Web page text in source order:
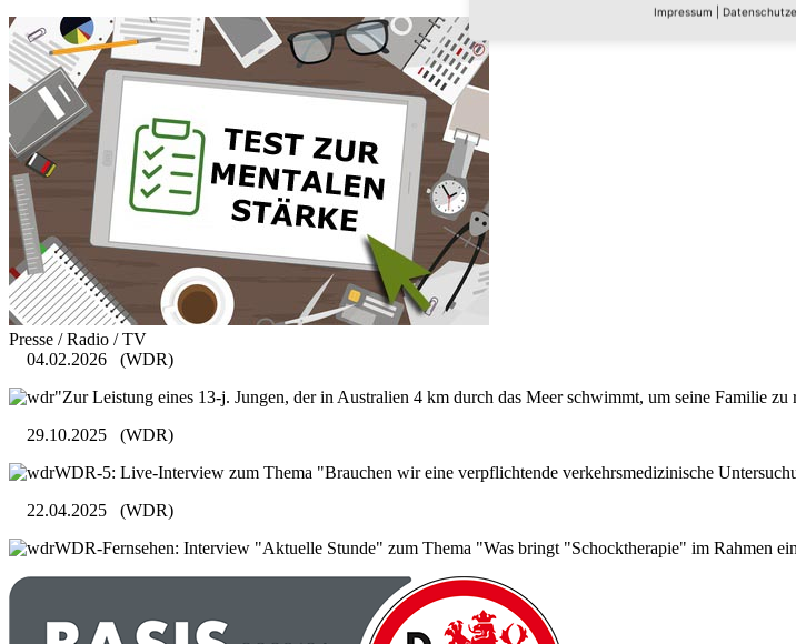
Presse / Radio / TV
04.02.2026
(WDR)
"Zur Leistung eines 13-j. Jungen, der in Australien 4 km durch das Meer schwimmt, um seine Familie zu
29.10.2025
(WDR)
WDR-5: Live-Interview zum Thema "Brauchen wir eine verpflichtende verkehrsmedizinische
22.04.2025
(WDR)
WDR-Fernsehen: Interview "Aktuelle Stunde" zum Thema "Was bringt "Schocktherapie" im Rahmen
Impressum